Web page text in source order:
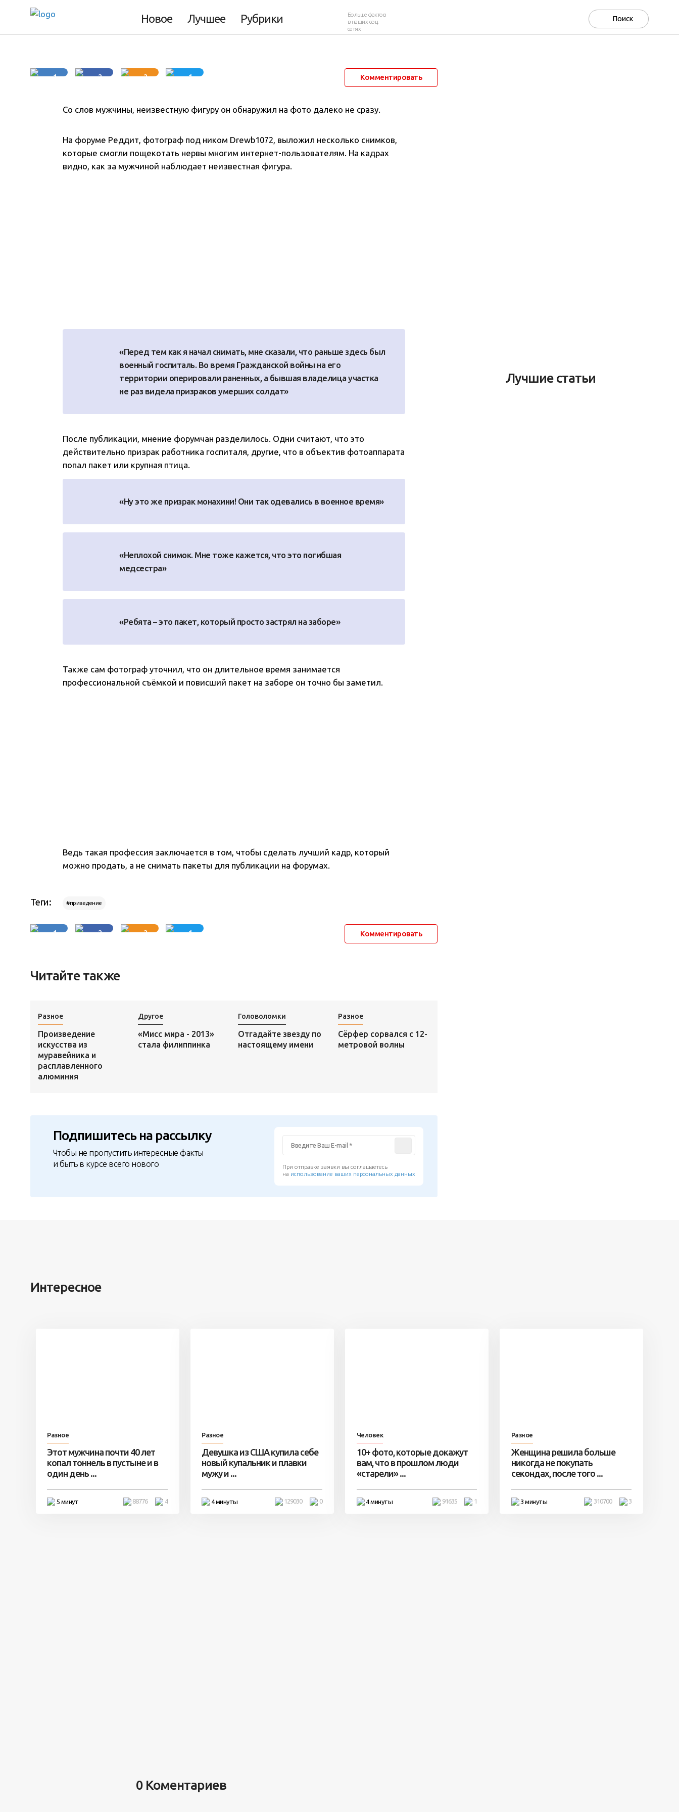
Новое Лучшее Рубрики
Больше фактов
в наших соц.
сетях
1 2 2 1 Комментировать
Со слов мужчины, неизвестную фигуру он обнаружил на фото далеко не сразу.
На форуме Реддит, фотограф под ником Drewb1072, выложил несколько снимков,
которые смогли пощекотать нервы многим интернет-пользователям. На кадрах
видно, как за мужчиной наблюдает неизвестная фигура.
«Перед тем как я начал снимать, мне сказали, что раньше здесь был
военный госпиталь. Во время Гражданской войны на его
территории оперировали раненных, а бывшая владелица участка
не раз видела призраков умерших солдат»
После публикации, мнение форумчан разделилось. Одни считают, что это
действительно призрак работника госпиталя, другие, что в объектив фотоаппарата
попал пакет или крупная птица.
«Ну это же призрак монахини! Они так одевались в военное время»
«Неплохой снимок. Мне тоже кажется, что это погибшая
медсестра»
«Ребята – это пакет, который просто застрял на заборе»
Также сам фотограф уточнил, что он длительное время занимается
профессиональной съёмкой и повисший пакет на заборе он точно бы заметил.
Ведь такая профессия заключается в том, чтобы сделать лучший кадр, который
можно продать, а не снимать пакеты для публикации на форумах.
Теги: #приведение
1 2 2 1 Комментировать
Читайте также
Разное
Произведение
искусства из
муравейника и
расплавленного
алюминия
Другое
«Мисс мира - 2013»
стала филиппинка
Головоломки
Отгадайте звезду по
настоящему имени
Разное
Сёрфер сорвался с 12-
метровой волны
Подпишитесь на рассылку
Чтобы не пропустить интересные факты
и быть в курсе всего нового
При отправке заявки вы соглашаетесь
на использование ваших персональных данных
Лучшие статьи
Интересное
Разное
Этот мужчина почти 40 лет
копал тоннель в пустыне и в
один день ...
5 минут 4
88776
Разное
Девушка из США купила себе
новый купальник и плавки
мужу и ...
4 минуты 0
129030
Человек
10+ фото, которые докажут
вам, что в прошлом люди
«старели» ...
4 минуты 1
91635
Разное
Женщина решила больше
никогда не покупать
секондах, после того ...
3 минуты 3
310700
0 Коментариев